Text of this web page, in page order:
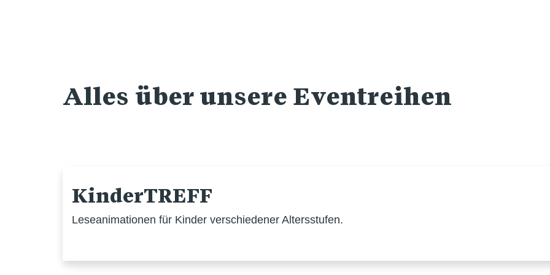
Alles über unsere Eventreihen
KinderTREFF
Leseanimationen für Kinder verschiedener Altersstufen.